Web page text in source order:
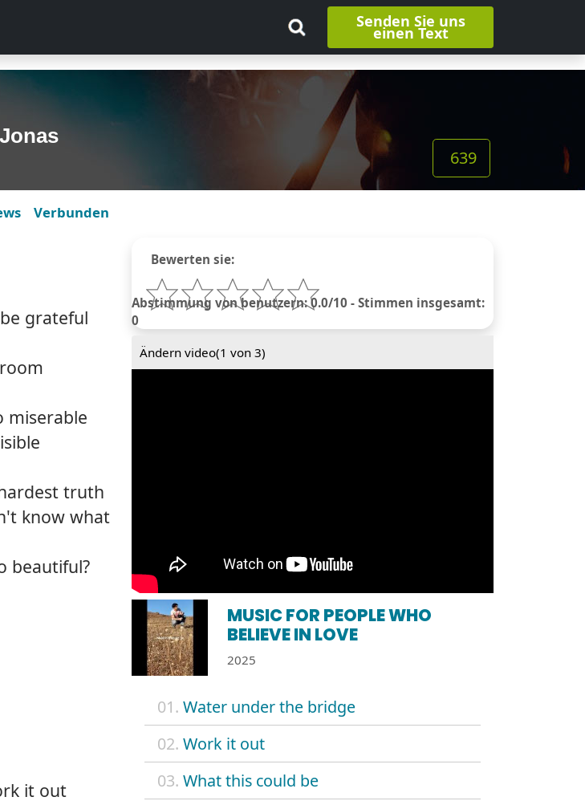
Senden Sie uns
einen Text
639
Verbunden
Bewerten sie:
Abstimmung von benutzern: 0.0/10 - Stimmen insgesamt:
0
Ändern video(1 von 3)
MUSIC FOR PEOPLE WHO
BELIEVE IN LOVE
2025
01. Water under the bridge
02. Work it out
03. What this could be
grateful
miserable
truth
know what
beautiful?
it out